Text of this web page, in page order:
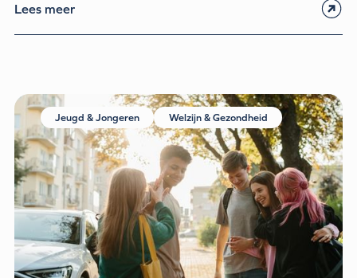
Lees meer
Jeugd & Jongeren Welzijn & Gezondheid